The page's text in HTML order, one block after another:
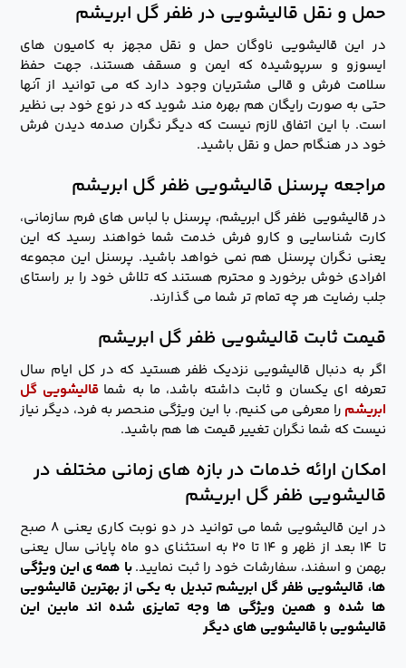
حمل و نقل قالیشویی در ظفر گل ابریشم
در این قالیشویی ناوگان حمل و نقل مجهز به کامیون های
ایسوزو و سرپوشیده که ایمن و مسقف هستند، جهت حفظ
سلامت فرش و قالی مشتریان وجود دارد که می توانید از آنها
حتی به صورت رایگان هم بهره مند شوید که در نوع خود بی نظیر
است. با این اتفاق لازم نیست که دیگر نگران صدمه دیدن فرش
خود در هنگام حمل و نقل باشید.
مراجعه پرسنل قالیشویی ظفر گل ابریشم
در قالیشویی ظفر گل ابریشم، پرسنل با لباس های فرم سازمانی،
کارت شناسایی و کارو فرش خدمت شما خواهند رسید که این
یعنی نگران پرسنل هم نمی خواهد باشید. پرسنل این مجموعه
افرادی خوش برخورد و محترم هستند که تلاش خود را بر راستای
جلب رضایت هر چه تمام تر شما می گذارند.
قیمت ثابت قالیشویی ظفر گل ابریشم
اگر به دنبال قالیشویی نزدیک ظفر هستید که در کل ایام سال
تعرفه ای یکسان و ثابت داشته باشد، ما به شماقالیشویی گل
ابریشم را معرفی می کنیم. با این ویژگی منحصر به فرد، دیگر نیاز
نیست که شما نگران تغییر قیمت ها هم باشید.
امکان ارائه خدمات در بازه های زمانی مختلف در
قالیشویی ظفر گل ابریشم
در این قالیشویی شما می توانید در دو نوبت کاری یعنی ۸ صبح
تا ۱۴ بعد از ظهر و ۱۴ تا ۲۰ به استثنای دو ماه پایانی سال یعنی
بهمن و اسفند، سفارشات خود را ثبت نمایید.با همه ی این ویژگی
ها، قالیشویی ظفر گل ابریشم تبدیل به یکی از بهترین قالیشویی
ها شده و همین ویژگی ها وجه تمایزی شده اند مابین این
قالیشویی با قالیشویی های دیگر